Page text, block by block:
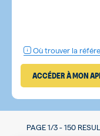
Où trouver la
ACCÉDER À MON
PAGE1/3-150